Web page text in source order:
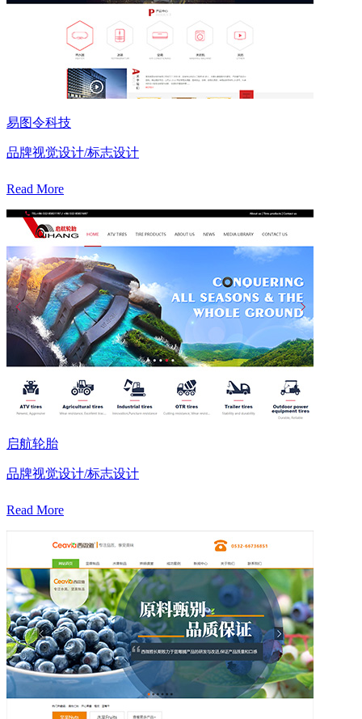
易图令科技
品牌视觉设计/标志设计
Read More
启航轮胎
品牌视觉设计/标志设计
Read More